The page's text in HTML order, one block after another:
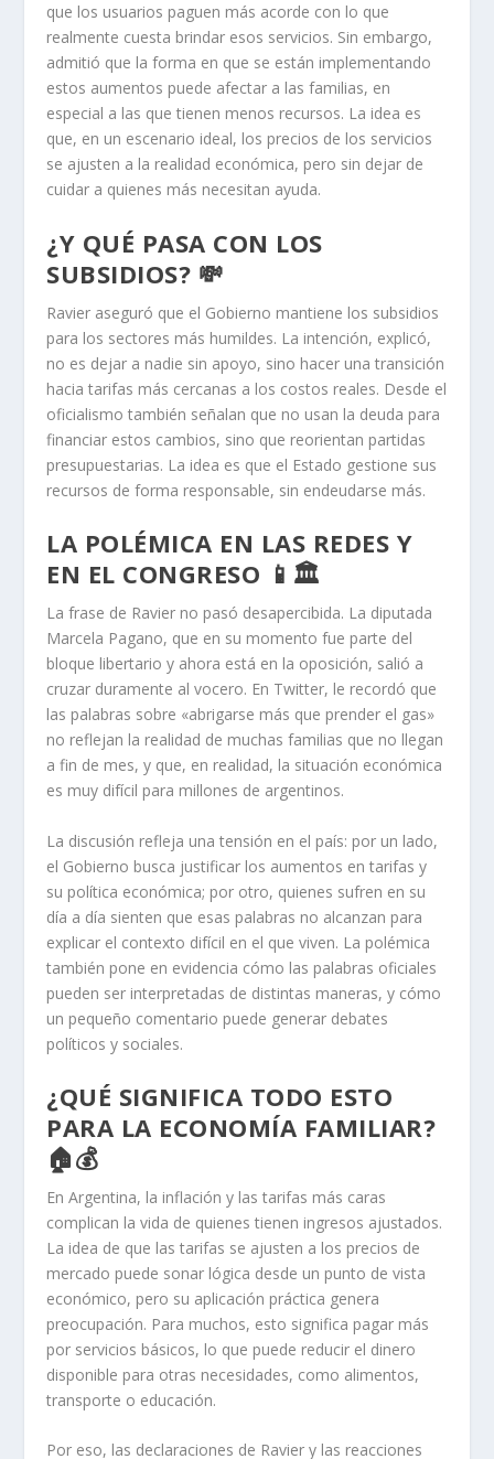
que los usuarios paguen más acorde con lo que
realmente cuesta brindar esos servicios. Sin embargo,
admitió que la forma en que se están implementando
estos aumentos puede afectar a las familias, en
especial a las que tienen menos recursos. La idea es
que, en un escenario ideal, los precios de los servicios
se ajusten a la realidad económica, pero sin dejar de
cuidar a quienes más necesitan ayuda.
¿Y QUÉ PASA CON LOS
SUBSIDIOS? 💸
Ravier aseguró que el Gobierno mantiene los subsidios
para los sectores más humildes. La intención, explicó,
no es dejar a nadie sin apoyo, sino hacer una transición
hacia tarifas más cercanas a los costos reales. Desde el
oficialismo también señalan que no usan la deuda para
financiar estos cambios, sino que reorientan partidas
presupuestarias. La idea es que el Estado gestione sus
recursos de forma responsable, sin endeudarse más.
LA POLÉMICA EN LAS REDES Y
EN EL CONGRESO 📱🏛️
La frase de Ravier no pasó desapercibida. La diputada
Marcela Pagano, que en su momento fue parte del
bloque libertario y ahora está en la oposición, salió a
cruzar duramente al vocero. En Twitter, le recordó que
las palabras sobre «abrigarse más que prender el gas»
no reflejan la realidad de muchas familias que no llegan
a fin de mes, y que, en realidad, la situación económica
es muy difícil para millones de argentinos.
La discusión refleja una tensión en el país: por un lado,
el Gobierno busca justificar los aumentos en tarifas y
su política económica; por otro, quienes sufren en su
día a día sienten que esas palabras no alcanzan para
explicar el contexto difícil en el que viven. La polémica
también pone en evidencia cómo las palabras oficiales
pueden ser interpretadas de distintas maneras, y cómo
un pequeño comentario puede generar debates
políticos y sociales.
¿QUÉ SIGNIFICA TODO ESTO
PARA LA ECONOMÍA FAMILIAR?
🏠💰
En Argentina, la inflación y las tarifas más caras
complican la vida de quienes tienen ingresos ajustados.
La idea de que las tarifas se ajusten a los precios de
mercado puede sonar lógica desde un punto de vista
económico, pero su aplicación práctica genera
preocupación. Para muchos, esto significa pagar más
por servicios básicos, lo que puede reducir el dinero
disponible para otras necesidades, como alimentos,
transporte o educación.
Por eso, las declaraciones de Ravier y las reacciones